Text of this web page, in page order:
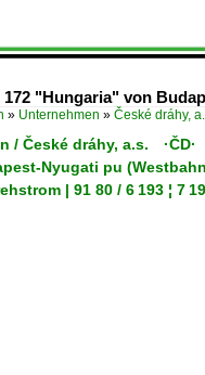
172 "Hungaria" von
» Unternehmen » České dráhy,
/ České dráhy, a.s. ·ČD·
Nyugati pu
| 91 80 / 6 193 ¦